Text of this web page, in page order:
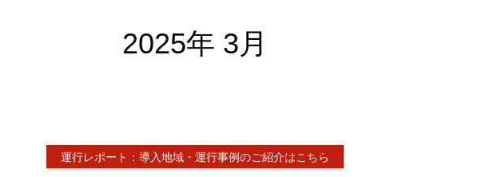
2025年 3月
運行レポート：導入地域・運行事例のご紹介はこちら